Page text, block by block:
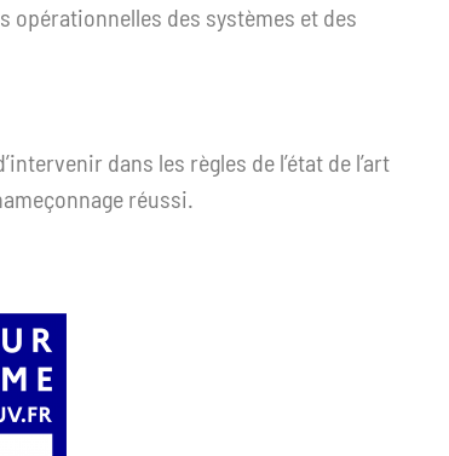
opérationnelles des systèmes et des
dans les règles de l’état de l’art
réussi.